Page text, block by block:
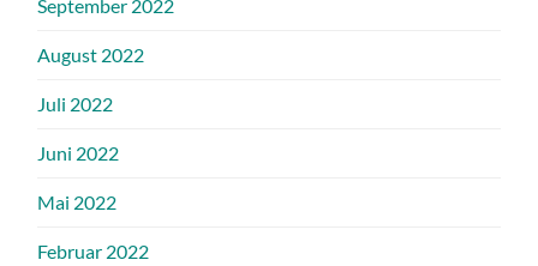
September 2022
August 2022
Juli 2022
Juni 2022
Mai 2022
Februar 2022